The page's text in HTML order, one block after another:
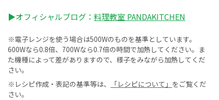
▶オフィシャルブログ： 料理教室 PANDAKITCHEN
※電子レンジを使う場合は500Wのものを基準としています。
600Wなら0.8倍、700Wなら0.7倍の時間で加熱してください。ま
た機種によって差がありますので、様子をみながら加熱してくだ
さい。
※レシピ作成・表記の基準等は、
「レシピについて」 をご覧くだ
さい。